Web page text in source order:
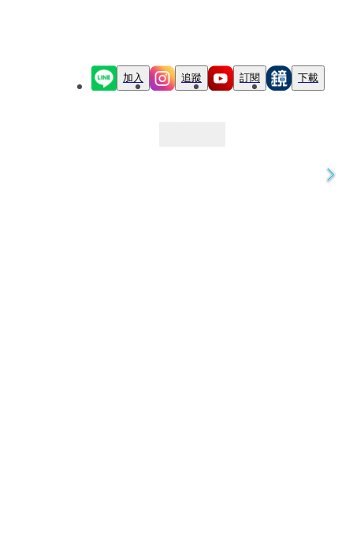
加入 追蹤 訂閱 下載